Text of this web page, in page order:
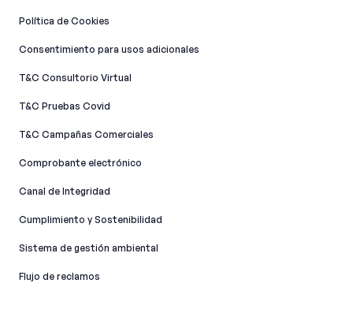
Política de Cookies
Consentimiento para usos adicionales
T&C Consultorio Virtual
T&C Pruebas Covid
T&C Campañas Comerciales
Comprobante electrónico
Canal de Integridad​
Cumplimiento y Sostenibilidad
Sistema de gestión ambiental
Flujo de reclamos